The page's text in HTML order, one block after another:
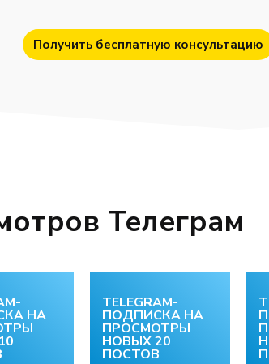
Получить бесплатную консультацию
Телеграм
НА
TELEGRAM-
ПОДПИСКА НА
ПРОСМОТРЫ
НОВЫХ 20
ПОСТОВ